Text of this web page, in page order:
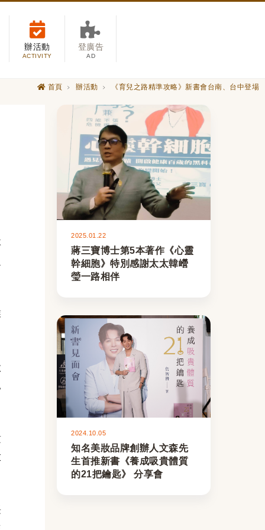
辦活動
ACTIVITY
登廣告
AD
首頁 辦活動 《育兒之路精準攻略》新書會台南、台中登場
2025.01.22
蔣三寶博士第5本著作《心靈
幹細胞》特別感謝太太韓巆
瑩一路相伴
2024.10.05
知名美妝品牌創辦人文森先
生首推新書《養成吸貴體質
的21把鑰匙》 分享會